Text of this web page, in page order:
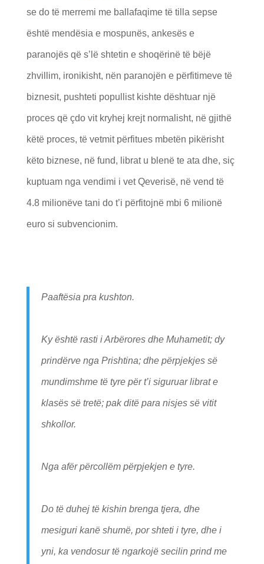
se do të merremi me ballafaqime të tilla sepse
është mendësia e mospunës, ankesës e
paranojës që s’lë shtetin e shoqërinë të bëjë
zhvillim, ironikisht, nën paranojën e përfitimeve të
biznesit, pushteti popullist kishte dështuar një
proces që çdo vit kryhej krejt normalisht, në gjithë
këtë proces, të vetmit përfitues mbetën pikërisht
këto biznese, në fund, librat u blenë te ata dhe, siç
kuptuam nga vendimi i vet Qeverisë, në vend të
4.8 milionëve tani do t’i përfitojnë mbi 6 milionë
euro si subvencionim.
Paaftësia pra kushton.
Ky është rasti i Arbërores dhe Muhametit; dy
prindërve nga Prishtina; dhe përpjekjes së
mundimshme të tyre për t’i siguruar librat e
klasës së tretë; pak ditë para nisjes së vitit
shkollor.
Nga afër përcollëm përpjekjen e tyre.
Do të duhej të kishin brenga tjera, dhe
mesiguri kanë shumë, por shteti i tyre, dhe i
yni, ka vendosur të ngarkojë secilin prind me